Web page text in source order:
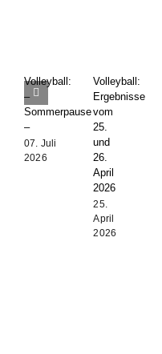
Volleyball:
–
Sommerpause
–
07. Juli
2026
Volleyball:
Ergebnisse
vom
25.
und
26.
April
2026
25.
April
2026